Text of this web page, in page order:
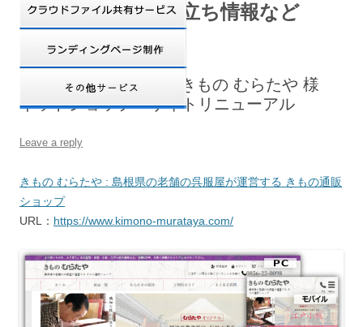
得情報、お役立ち情報など
【Zen Cart制作事例】きもの むらたや 様
ネットショップ サイトリニューアル
Leave a reply
きもの むらたや : 島根県の老舗の呉服屋が運営する きもの通販
ショップ
URL： https://www.kimono-murataya.com/